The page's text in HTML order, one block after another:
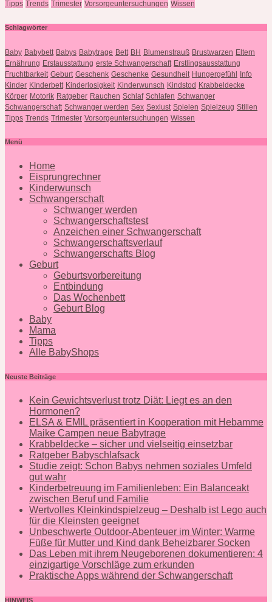
Tipps Trends Trimester Vorsorgeuntersuchungen Wissen
Schlagwörter
Baby Babybett Babys Babytrage Bett BH Blumenstrauß Brustwarzen Eltern
Ernährung Erstausstattung erste Schwangerschaft Erstlingsausstattung
Fruchtbarkeit Geburt Geschenk Geschenke Gesundheit Hungergefühl Info
Kinder KInderbett Kinderlosigkeit Kinderwunsch Kindstod Krabbeldecke
Körper Motorik Ratgeber Rauchen Schlaf Schlafen Schwanger
Schwangerschaft Schwanger werden Sex Sexlust Spielen Spielzeug Stillen
Tipps Trends Trimester Vorsorgeuntersuchungen Wissen
Menü
Home
Eisprungrechner
Kinderwunsch
Schwangerschaft
Schwanger werden
Schwangerschaftstest
Anzeichen einer Schwangerschaft
Schwangerschaftsverlauf
Schwangerschafts Blog
Geburt
Geburtsvorbereitung
Entbindung
Das Wochenbett
Geburt Blog
Baby
Mama
Tipps
Alle BabyShops
Neuste Beiträge
Kein Gewichtsverlust trotz Diät: Liegt es an den
Hormonen?
ELSA & EMIL präsentiert in Kooperation mit Hebamme
Maike Campen neue Babytrage
Krabbeldecke – sicher und vielseitig einsetzbar
Ratgeber Babyschlafsack
Studie zeigt: Schon Babys nehmen soziales Umfeld
gut wahr
Kinderbetreuung im Familienleben: Ein Balanceakt
zwischen Beruf und Familie
Wertvolles Kleinkindspielzeug – Deshalb ist Lego auch
für die Kleinsten geeignet
Unbeschwerte Outdoor-Abenteuer im Winter: Warme
Füße für Mutter und Kind dank Beheizbarer Socken
Das Leben mit ihrem Neugeborenen dokumentieren: 4
einzigartige Vorschläge zum erkunden
Praktische Apps während der Schwangerschaft
HINWEIS